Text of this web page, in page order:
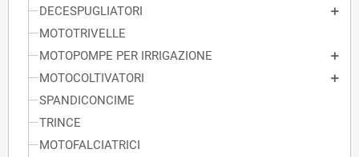
DECESPUGLIATORI
MOTOTRIVELLE
MOTOPOMPE PER IRRIGAZIONE
MOTOCOLTIVATORI
SPANDICONCIME
TRINCE
MOTOFALCIATRICI